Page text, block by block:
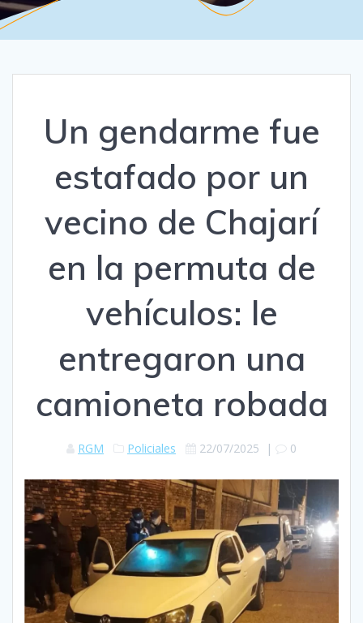
Un gendarme fue
estafado por un
vecino de Chajarí
en la permuta de
vehículos: le
entregaron una
camioneta robada
RGM Policiales 22/07/2025 | 0